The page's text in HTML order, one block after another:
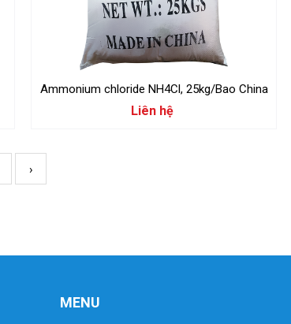
Ammonium chloride NH4Cl, 25kg/Bao China
Liên hệ
›
MENU